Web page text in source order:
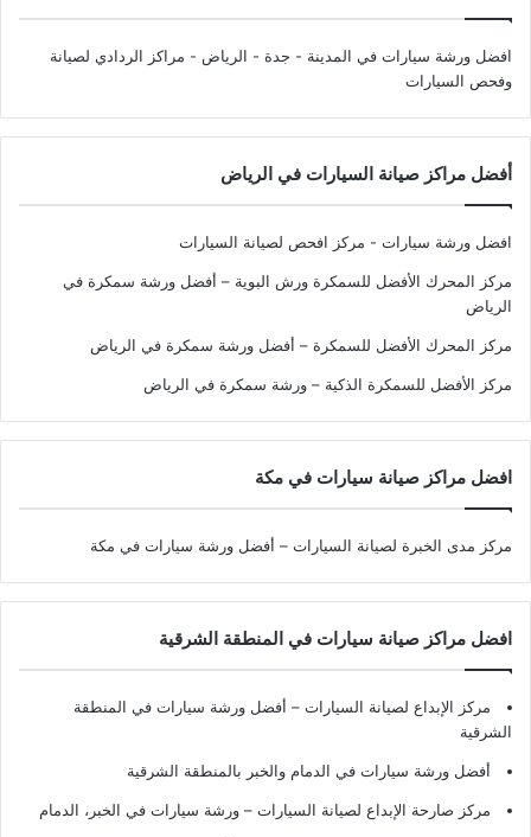
افضل ورشة سيارات في المدينة - جدة - الرياض - مراكز الردادي لصيانة
وفحص السيارات
أفضل مراكز صيانة السيارات في الرياض
افضل ورشة سيارات - مركز افحص لصيانة السيارات
مركز المحرك الأفضل للسمكرة ورش البوية – أفضل ورشة سمكرة في
الرياض
مركز المحرك الأفضل للسمكرة – أفضل ورشة سمكرة في الرياض
مركز الأفضل للسمكرة الذكية – ورشة سمكرة في الرياض
افضل مراكز صيانة سيارات في مكة
مركز مدى الخبرة لصيانة السيارات – أفضل ورشة سيارات في مكة
افضل مراكز صيانة سيارات في المنطقة الشرقية
مركز الإبداع لصيانة السيارات – أفضل ورشة سيارات في المنطقة
الشرقية
أفضل ورشة سيارات في الدمام والخبر بالمنطقة الشرقية
مركز صارحة الإبداع لصيانة السيارات – ورشة سيارات في الخبر، الدمام